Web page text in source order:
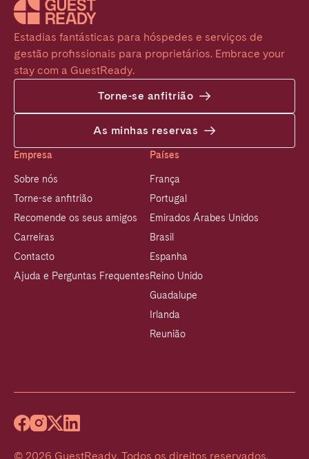
Estadias fantásticas para hóspedes e serviços de
gestão profissionais para proprietários. Embrace your
stay com a GuestReady.
Torne-se anfitrião
As minhas reservas
Empresa
Sobre nós
Torne-se anfitrião
Recomende os seus amigos
Carreiras
Contacto
Ajuda e Perguntas Frequentes
Países
França
Portugal
Emirados Árabes Unidos
Brasil
Espanha
Reino Unido
Guadalupe
Irlanda
Reunião
© 2026 GuestReady. Todos os direitos reservados.